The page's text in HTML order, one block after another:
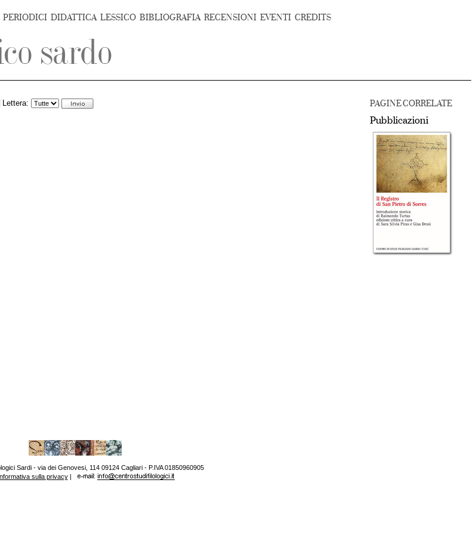
PERIODICI DIDATTICA LESSICO BIBLIOGRAFIA RECENSIONI EVENTI CREDITS
PAGINE CORRELATE
Pubblicazioni
Lettera:
Sardi - via dei Genovesi, 114 09124 Cagliari - P.IVA 01850960905
sulla privacy|